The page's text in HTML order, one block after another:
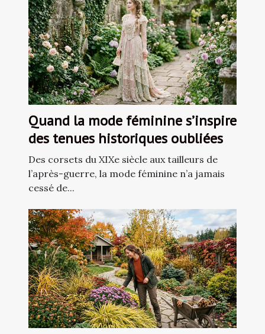
Quand la mode féminine s’inspire
des tenues historiques oubliées
Des corsets du XIXe siècle aux tailleurs de
l’après-guerre, la mode féminine n’a jamais
cessé de...